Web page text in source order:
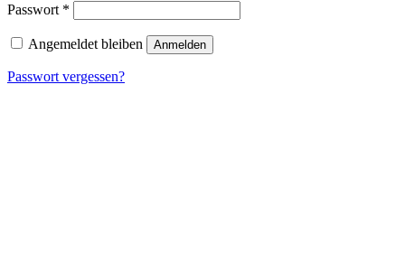
Passwort *
Angemeldet bleiben Anmelden
Passwort vergessen?